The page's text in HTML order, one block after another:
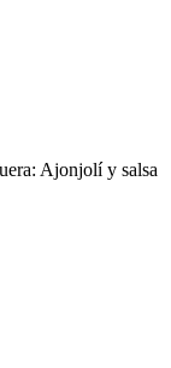
Ajonjolí y salsa